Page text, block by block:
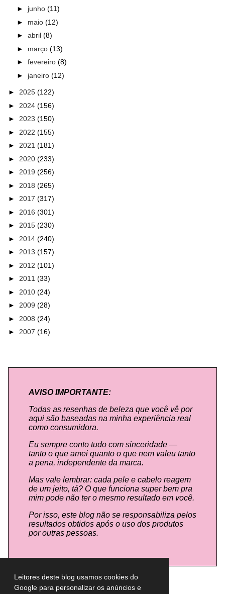
Leitores deste blog usamos cookies do
Google para personalizar os anúncios e
► junho (11)
► maio (12)
► abril (8)
► março (13)
► fevereiro (8)
► janeiro (12)
► 2025 (122)
► 2024 (156)
► 2023 (150)
► 2022 (155)
► 2021 (181)
► 2020 (233)
► 2019 (256)
► 2018 (265)
► 2017 (317)
► 2016 (301)
► 2015 (230)
► 2014 (240)
► 2013 (157)
► 2012 (101)
► 2011 (33)
► 2010 (24)
► 2009 (28)
► 2008 (24)
► 2007 (16)
AVISO IMPORTANTE:
Todas as resenhas de beleza que você vê por
aqui são baseadas na minha experiência real
como consumidora.
Eu sempre conto tudo com sinceridade —
tanto o que amei quanto o que nem valeu tanto
a pena, independente da marca.
Mas vale lembrar: cada pele e cabelo reagem
de um jeito, tá? O que funciona super bem pra
mim pode não ter o mesmo resultado em você.
Por isso, este blog não se responsabiliza pelos
resultados obtidos após o uso dos produtos
por outras pessoas.